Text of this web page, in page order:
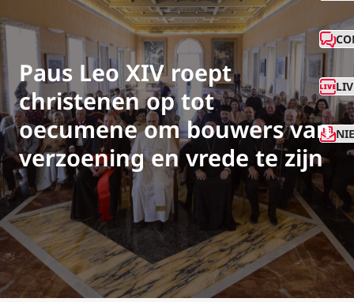
Paus Leo XIV roept
christenen op tot
oecumene om bouwers van
verzoening en vrede te zijn